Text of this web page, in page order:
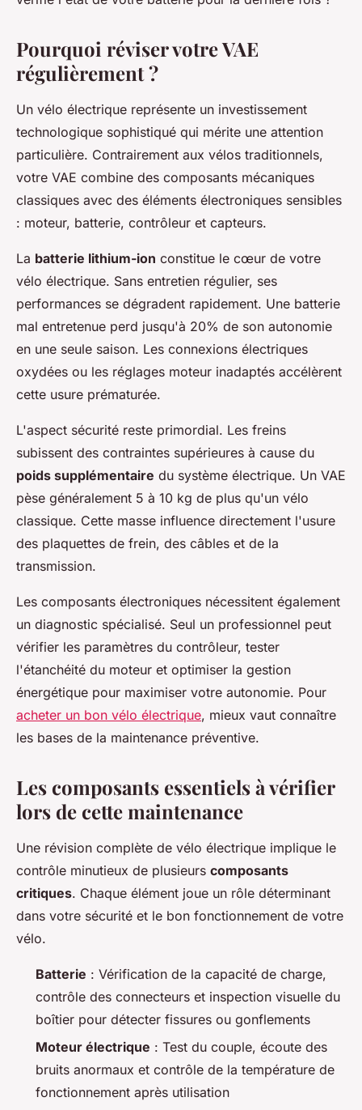
Pourquoi réviser votre VAE
régulièrement ?
Un vélo électrique représente un investissement
technologique sophistiqué qui mérite une attention
particulière. Contrairement aux vélos traditionnels,
votre VAE combine des composants mécaniques
classiques avec des éléments électroniques sensibles
: moteur, batterie, contrôleur et capteurs.
La batterie lithium-ion constitue le cœur de votre
vélo électrique. Sans entretien régulier, ses
performances se dégradent rapidement. Une batterie
mal entretenue perd jusqu'à 20% de son autonomie
en une seule saison. Les connexions électriques
oxydées ou les réglages moteur inadaptés accélèrent
cette usure prématurée.
L'aspect sécurité reste primordial. Les freins
subissent des contraintes supérieures à cause du
poids supplémentaire du système électrique. Un VAE
pèse généralement 5 à 10 kg de plus qu'un vélo
classique. Cette masse influence directement l'usure
des plaquettes de frein, des câbles et de la
transmission.
Les composants électroniques nécessitent également
un diagnostic spécialisé. Seul un professionnel peut
vérifier les paramètres du contrôleur, tester
l'étanchéité du moteur et optimiser la gestion
énergétique pour maximiser votre autonomie. Pour
acheter un bon vélo électrique, mieux vaut connaître
les bases de la maintenance préventive.
Les composants essentiels à vérifier
lors de cette maintenance
Une révision complète de vélo électrique implique le
contrôle minutieux de plusieurs composants
critiques. Chaque élément joue un rôle déterminant
dans votre sécurité et le bon fonctionnement de votre
vélo.
Batterie : Vérification de la capacité de charge,
contrôle des connecteurs et inspection visuelle du
boîtier pour détecter fissures ou gonflements
Moteur électrique : Test du couple, écoute des
bruits anormaux et contrôle de la température de
fonctionnement après utilisation